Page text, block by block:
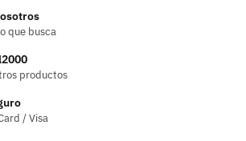
que busca
productos
/ Visa